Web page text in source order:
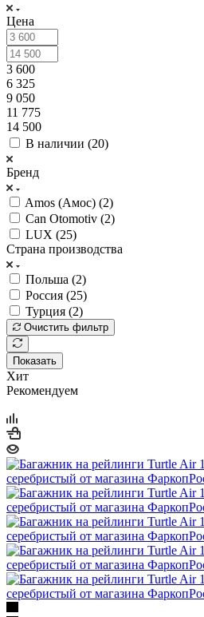
Цена
3 600
6 325
9 050
11 775
14 500
В наличии (20)
Бренд
Amos (Амос) (2)
Can Otomotiv (2)
LUX (25)
Страна производства
Польша (2)
Россия (25)
Турция (2)
Очистить фильтр
Показать
Хит
Рекомендуем